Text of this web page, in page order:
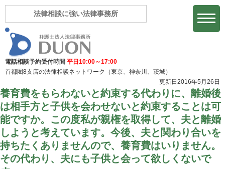
法律相談に強い法律事務所
電話相談予約受付時間 平日10:00～17:00
首都圏8支店の法律相談ネットワーク
（東京、神奈川、茨城）
更新日2016年5月26日
養育費をもらわないと約束する代わりに、離婚後
は相手方と子供を会わせないと約束することは可
能ですか。この度私が親権を取得して、夫と離婚
しようと考えています。今後、夫と関わり合いを
持ちたくありませんので、養育費はいりません。
その代わり、夫にも子供と会って欲しくないで